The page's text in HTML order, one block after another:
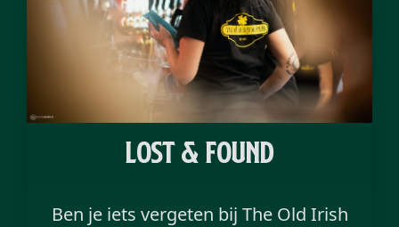
Lost & FOund
Ben je iets vergeten bij The Old Irish